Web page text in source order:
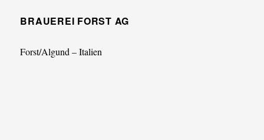
BRAUEREI FORST AG
Forst/Algund – Italien